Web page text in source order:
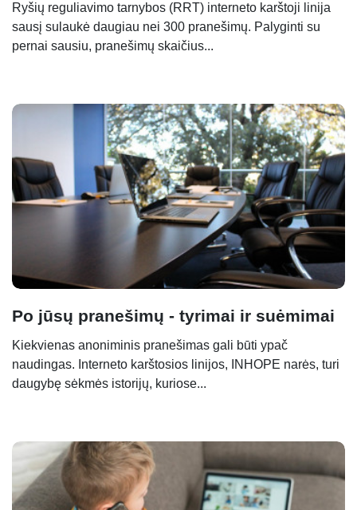
Ryšių reguliavimo tarnybos (RRT) interneto karštoji linija
sausį sulaukė daugiau nei 300 pranešimų. Palyginti su
pernai sausiu, pranešimų skaičius...
Po jūsų pranešimų - tyrimai ir suėmimai
Kiekvienas anoniminis pranešimas gali būti ypač
naudingas. Interneto karštosios linijos, INHOPE narės, turi
daugybę sėkmės istorijų, kuriose...